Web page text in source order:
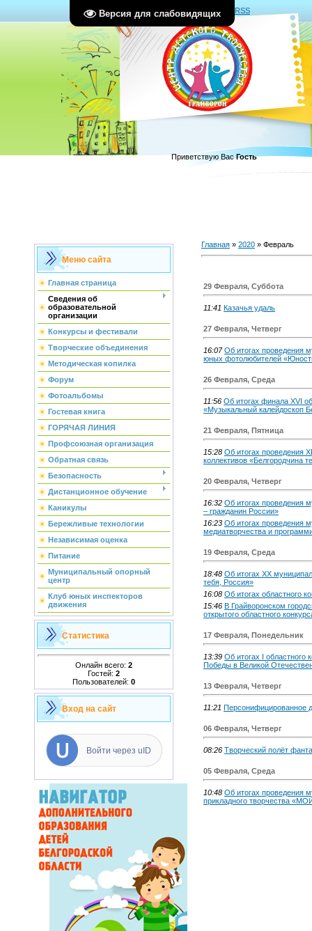
Версия для слабовидящих
Главная | Регистрация|Вход RSS
Приветствую Вас Гость
Меню сайта
Главная страница
Сведения об
образовательной
организации
Конкурсы и фестивали
Творческие объединения
Методическая копилка
Форум
Фотоальбомы
Гостевая книга
ГОРЯЧАЯ ЛИНИЯ
Профсоюзная организация
Обратная связь
Безопасность
Дистанционное обучение
Каникулы
Бережливые технологии
Независимая оценка
Питание
Муниципальный опорный
центр
Клуб юных инспекторов
движения
Статистика
Онлайн всего: 2
Гостей: 2
Пользователей: 0
Вход на сайт
Войти через uID
Главная » 2020 » Февраль
29 Февраля, Суббота
11:41 Казачья удаль
27 Февраля, Четверг
16:07 Об итогах проведения
юных фотолюбителей
26 Февраля, Среда
11:56 Об итогах финала XVI
«Музыкальный калейдоскоп
21 Февраля, Пятница
15:28 Об итогах проведения
коллективов «Белгородчина
20 Февраля, Четверг
16:32 Об итогах проведения
– гражданин России»
16:23 Об итогах проведения
медиатворчества и
19 Февраля, Среда
18:48 Об итогах XX
тебя, Россия»
16:08 Об итогах областного
15:46 В Грайворонском
открытого областного
17 Февраля, Понедельник
13:39 Об итогах I областного
Победы в Великой
13 Февраля, Четверг
11:21 Персонифицированное
06 Февраля, Четверг
08:26 Творческий полёт
05 Февраля, Среда
10:48 Об итогах проведения
прикладного творчества